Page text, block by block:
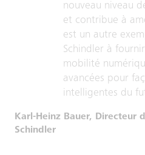
nouveau niveau
et contribue à
est un autre
Schindler à
mobilité
avancées pour
intelligentes du
Karl-Heinz Bauer, Directeur
Schindler